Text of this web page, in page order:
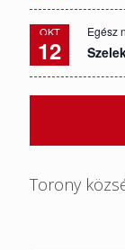
OKT
12
Egész
Torony